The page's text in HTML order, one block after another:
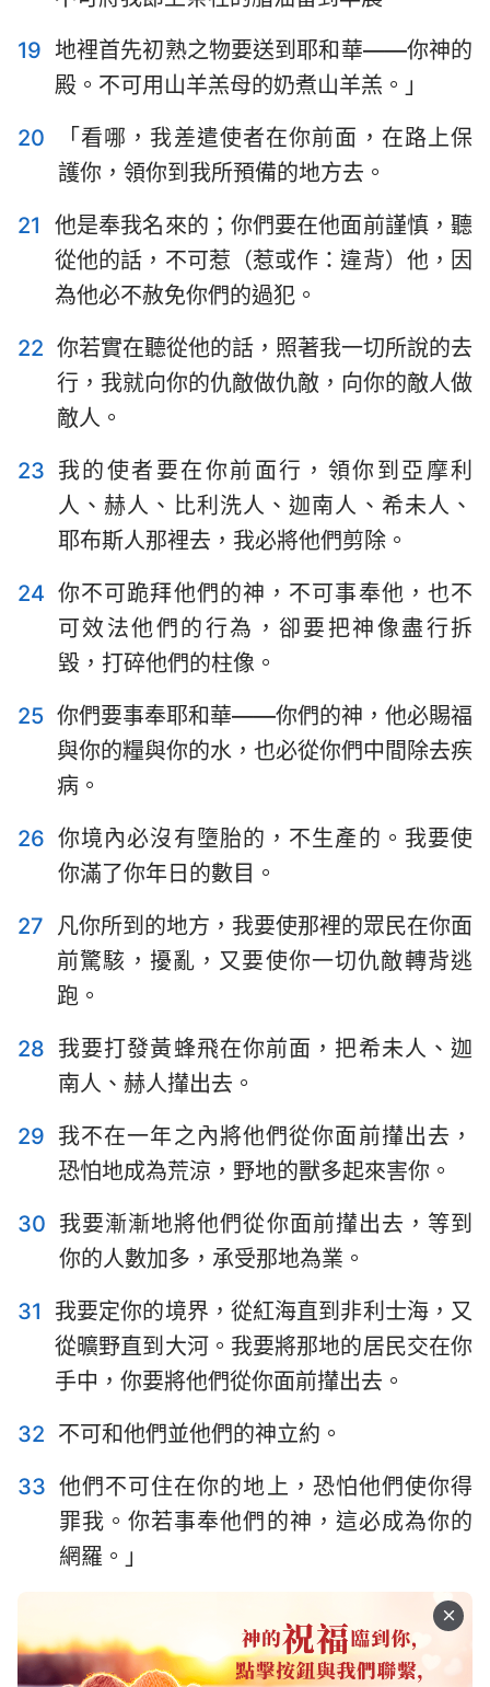
1 2 3 4
15
16 17 18 19 20
21
22
23
29
30 31 32 33 34
35
36
37 38 39 40
19 地裡首先初熟之物要送到耶和華——你神的
殿。不可用山羊羔母的奶煮山羊羔。」
20
「看哪，我差遣使者在你前面，在路上保
護你，領你到我所預備的地方去。
21
他是奉我名來的；你們要在他面前謹慎，聽
從他的話，不可惹（惹或作：違背）他，因
為他必不赦免你們的過犯。
22 你若實在聽從他的話，照著我一切所說的去
行，我就向你的仇敵做仇敵，向你的敵人做
敵人。
23 我的使者要在你前面行，領你到亞摩利
人、赫人、比利洗人、迦南人、希未人、
耶布斯人那裡去，我必將他們剪除。
24 你不可跪拜他們的神，不可事奉他，也不
可效法他們的行為，卻要把神像盡行拆
毀，打碎他們的柱像。
25 你們要事奉耶和華——你們的神，他必賜福
與你的糧與你的水，也必從你們中間除去疾
病。
26 你境內必沒有墮胎的，不生產的。我要使
你滿了你年日的數目。
27 凡你所到的地方，我要使那裡的眾民在你面
前驚駭，擾亂，又要使你一切仇敵轉背逃
跑。
28 我要打發黃蜂飛在你前面，把希未人、迦
南人、赫人攆出去。
29 我不在一年之內將他們從你面前攆出去，
恐怕地成為荒涼，野地的獸多起來害你。
30 我要漸漸地將他們從你面前攆出去，等到
你的人數加多，承受那地為業。
31
我要定你的境界，從紅海直到非利士海，又
從曠野直到大河。我要將那地的居民交在你
手中，你要將他們從你面前攆出去。
32 不可和他們並他們的神立約。
33 他們不可住在你的地上，恐怕他們使你得
罪我。你若事奉他們的神，這必成為你的
網羅。」